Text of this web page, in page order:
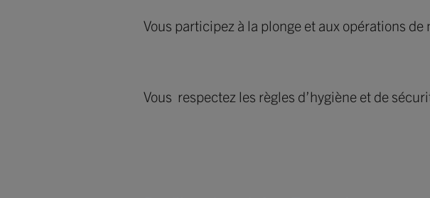
Vous participez à la plonge et aux opérations de
Vous respectez les règles d’hygiène et de